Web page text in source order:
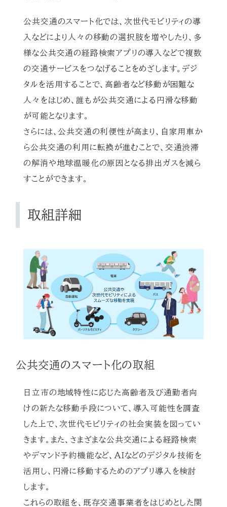
公共交通のスマート化では、次世代モビリティの導
入などにより人々の移動の選択肢を増やしたり、多
様な公共交通の経路検索アプリの導入などで複数
の交通サービスをつなげることをめざします。デジ
タルを活用することで、高齢者など移動が困難な
人々をはじめ、誰もが公共交通による円滑な移動
が可能となります。
さらには、公共交通の利便性が高まり、自家用車か
ら公共交通の利用に転換が進むことで、交通渋滞
の解消や地球温暖化の原因となる排出ガスを減ら
すことができます。
取組詳細
公共交通のスマート化の取組
日立市の地域特性に応じた高齢者及び通勤者向
けの新たな移動手段について、導入可能性を調査
した上で、次世代モビリティの社会実装を図ってい
きます。また、さまざまな公共交通による経路検索
やデマンド予約機能など、AIなどのデジタル技術を
活用し、円滑に移動するためのアプリ導入を検討
します。
これらの取組を、既存交通事業者をはじめとした関